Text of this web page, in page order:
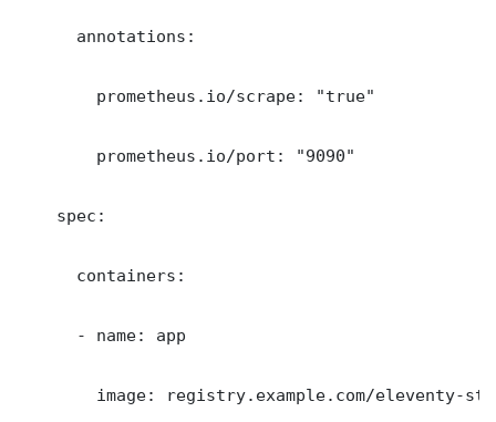
      annotations:
        prometheus.io/scrape: "true"
        prometheus.io/port: "9090"
    spec:
      containers:
      - name: app
image: registry.example.com/eleventy-